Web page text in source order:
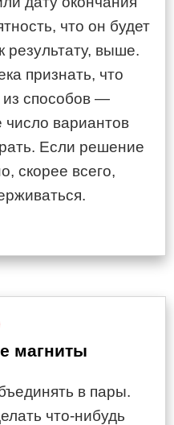
что он будет
результату, выше.
признать, что
из способов —
вариантов
Если решение
скорее всего,
магниты
в пары.
что-нибудь